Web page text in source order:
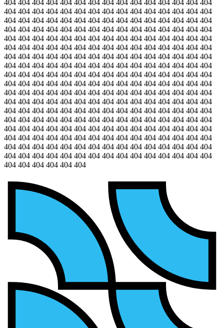
404 404 404 404 404 404 404 404 404 404 404 404 404 404 404
404 404 404 404 404 404 404 404 404 404 404 404 404 404 404
404 404 404 404 404 404 404 404 404 404 404 404 404 404 404
404 404 404 404 404 404 404 404 404 404 404 404 404 404 404
404 404 404 404 404 404 404 404 404 404 404 404 404 404 404
404 404 404 404 404 404 404 404 404 404 404 404 404 404 404
404 404 404 404 404 404 404 404 404 404 404 404 404 404 404
404 404 404 404 404 404 404 404 404 404 404 404 404 404 404
404 404 404 404 404 404 404 404 404 404 404 404 404 404 404
404 404 404 404 404 404 404 404 404 404 404 404 404 404 404
404 404 404 404 404 404 404 404 404 404 404 404 404 404 404
404 404 404 404 404 404 404 404 404 404 404 404 404 404 404
404 404 404 404 404 404 404 404 404 404 404 404 404 404 404
404 404 404 404 404 404 404 404 404 404 404 404 404 404 404
404 404 404 404 404 404 404 404 404 404 404 404 404 404 404
404 404 404 404 404 404 404 404 404 404 404 404 404 404 404
404 404 404 404 404 404 404 404 404 404 404 404 404 404 404
404 404 404 404 404 404 404 404 404 404 404 404 404 404 404
404 404 404 404 404 404